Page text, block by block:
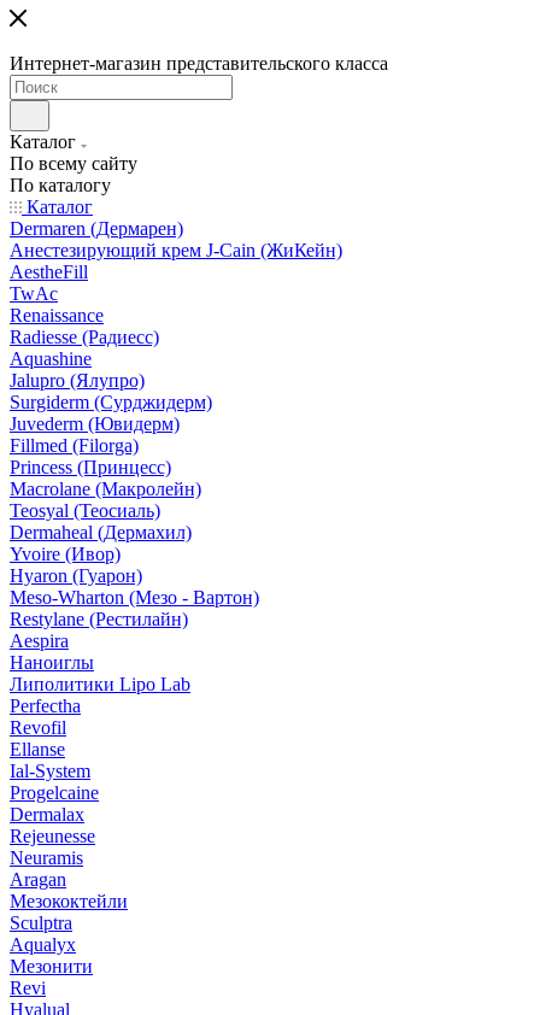
Интернет-магазин представительского класса
Каталог
По всему сайту
По каталогу
Каталог
Dermaren (Дермарен)
Анестезирующий крем J-Cain (ЖиКейн)
AestheFill
TwAc
Renaissance
Radiesse (Радиесс)
Aquashine
Jalupro (Ялупро)
Surgiderm (Сурджидерм)
Juvederm (Ювидерм)
Fillmed (Filorga)
Princess (Принцесс)
Macrolane (Макролейн)
Teosyal (Теосиаль)
Dermaheal (Дермахил)
Yvoire (Ивор)
Hyaron (Гуарон)
Meso-Wharton (Мезо - Вартон)
Restylane (Рестилайн)
Aespira
Наноиглы
Липолитики Lipo Lab
Perfectha
Revofil
Ellanse
Ial-System
Progelcaine
Dermalax
Rejeunesse
Neuramis
Aragan
Мезококтейли
Sculptra
Aqualyx
Мезонити
Revi
Hyalual